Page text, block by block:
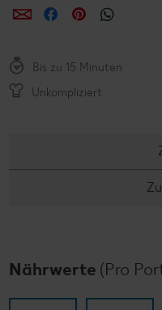
per E-Mail teilen
per Facebook
per
Bis zu 15 Minuten
Unkompliziert
Nährwerte (Pro